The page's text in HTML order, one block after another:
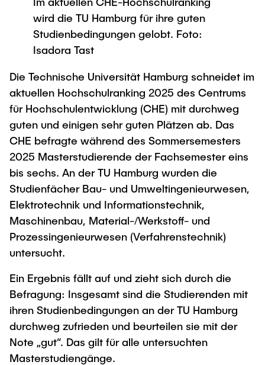
Newsroom
Pressemitteilungen
Flyer und Broschüren
Veranstaltungen
Merchandise-Shop
Arbeiten an der TU Hamburg
Stellenausschreibungen
Berufsausbildung und Praktika
Berufungen
Neue Mitarbeitende
Beratung und Kontakt
Neu an der TUHH
Rund ums Studium
Studienorganisation
AI in Education
Für Absolventinnen und Absolventen
Alumni
Berufseinstieg - Career Center
Promotion und Habilitation
Wissenschaftliche Weiterbildung
Best Practices Lehre
Hochschuldidaktik - ZLL
LearnING Center
Lehre im europäischen Verbund (ECIU)
UNU HUB "Engineering to Face Climate
Change"
Early Career Researchers
Gute Wissenschaftliche Praxis
Future Lectures
Team
Neues aus der Forschung &
Transfer
Interdisziplinärer Workshop des FSP
„Biobasierte Prozesse und
Reaktortechnologien“
Studiengänge
Forschung und Institute
News
Studiengänge
Forschung und Institute
Management-Wissenschaften und Technologie
Studiengänge
Forschung und Institute
Maschinenbau
Forschung und Institute
Studienbereich FIT
Austauschstudium
Intercultural Hub
Partnerships and Strategy
Partnerhochschulen Studierendenaustausch
Eine Partnerschaft vereinbaren
Strategie
ECIU University
Contacts & International Team
wird die TU Hamburg für ihre guten
Studienbedingungen gelobt. Foto:
Isadora Tast
Die Technische Universität Hamburg schneidet im
aktuellen Hochschulranking 2025 des Centrums
für Hochschulentwicklung (CHE) mit durchweg
guten und einigen sehr guten Plätzen ab. Das
CHE befragte während des Sommersemesters
2025 Masterstudierende der Fachsemester eins
bis sechs. An der TU Hamburg wurden die
Studienfächer Bau- und Umweltingenieurwesen,
Elektrotechnik und Informationstechnik,
Maschinenbau, Material-/Werkstoff- und
Prozessingenieurwesen (Verfahrenstechnik)
untersucht.
Ein Ergebnis fällt auf und zieht sich durch die
Befragung: Insgesamt sind die Studierenden mit
ihren Studienbedingungen an der TU Hamburg
durchweg zufrieden und beurteilen sie mit der
Note „gut“. Das gilt für alle untersuchten
Masterstudiengänge.